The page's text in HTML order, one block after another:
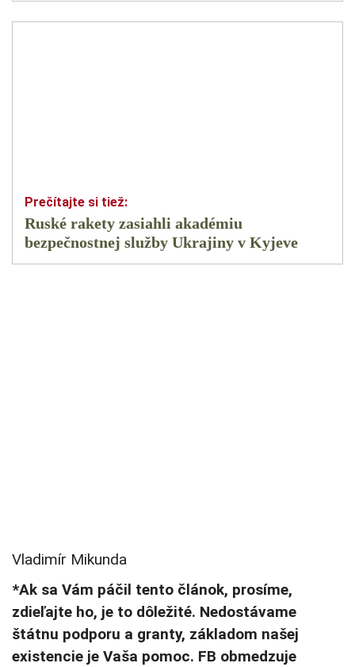
Ruské rakety zasiahli akadémiu
bezpečnostnej služby Ukrajiny v Kyjeve
Vladimír Mikunda
*Ak sa Vám páčil tento článok, prosíme,
zdieľajte ho, je to dôležité. Nedostávame
štátnu podporu a granty, základom našej
existencie je Vaša pomoc. FB obmedzuje